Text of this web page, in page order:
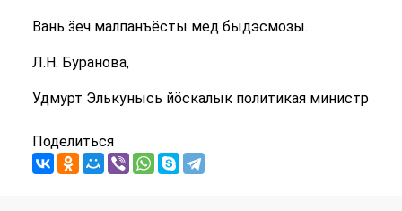
Вань ӟеч малпанъёсты мед быдэсмозы.
Л.Н. Буранова,
Удмурт Элькунысь йӧскалык политикая министр
Поделиться